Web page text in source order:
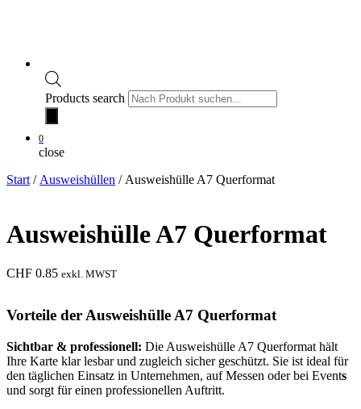
Products search
0
close
Start / Ausweishüllen / Ausweishülle A7 Querformat
Ausweishülle A7 Querformat
CHF 0.85 exkl. MWST
Vorteile der Ausweishülle A7 Querformat
Sichtbar & professionell: Die Ausweishülle A7 Querformat hält
Ihre Karte klar lesbar und zugleich sicher geschützt. Sie ist ideal für
den täglichen Einsatz in Unternehmen, auf Messen oder bei Events
und sorgt für einen professionellen Auftritt.